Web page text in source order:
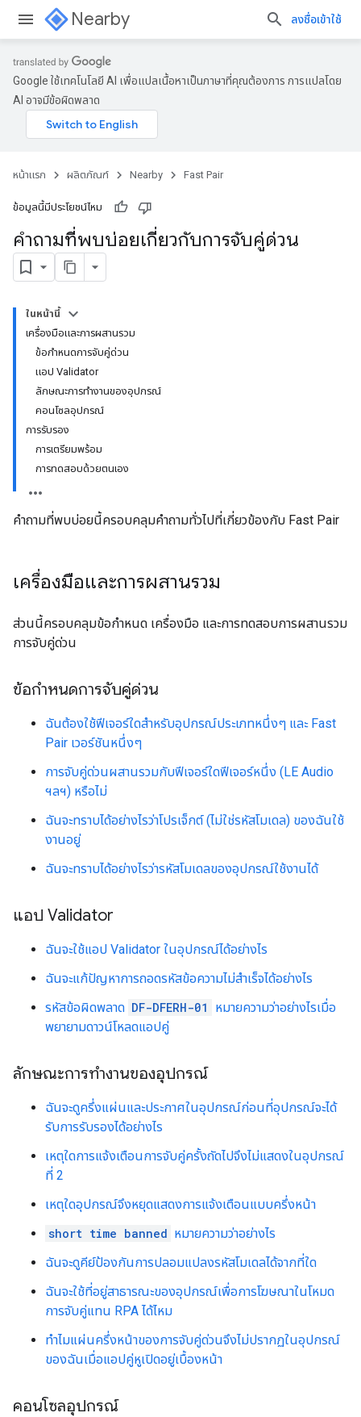
Nearby ลงชื่อเข้าใช้
Google ใช้เทคโนโลยี AI เพื่อแปลเนื้อหาเป็นภาษาที่คุณต้องการ การแปลโดย
AI อาจมีข้อผิดพลาด
หน้าแรก ผลิตภัณฑ์ Nearby Fast Pair
ข้อมูลนี้มีประโยชน์ไหม
คําถามที่พบบ่อยเกี่ยวกับการจับคู่ด่วน
ในหน้านี้
เครื่องมือและการผสานรวม
ข้อกำหนดการจับคู่ด่วน
แอป Validator
ลักษณะการทำงานของอุปกรณ์
คอนโซลอุปกรณ์
การรับรอง
การเตรียมพร้อม
การทดสอบด้วยตนเอง
คำถามที่พบบ่อยนี้ครอบคลุมคำถามทั่วไปที่เกี่ยวข้องกับ Fast Pair
เครื่องมือและการผสานรวม
ส่วนนี้ครอบคลุมข้อกำหนด เครื่องมือ และการทดสอบการผสานรวม
การจับคู่ด่วน
ข้อกำหนดการจับคู่ด่วน
ฉันต้องใช้ฟีเจอร์ใดสำหรับอุปกรณ์ประเภทหนึ่งๆ และ Fast
Pair เวอร์ชันหนึ่งๆ
การจับคู่ด่วนผสานรวมกับฟีเจอร์ใดฟีเจอร์หนึ่ง (LE Audio
ฯลฯ) หรือไม่
ฉันจะทราบได้อย่างไรว่าโปรเจ็กต์ (ไม่ใช่รหัสโมเดล) ของฉันใช้
งานอยู่
ฉันจะทราบได้อย่างไรว่ารหัสโมเดลของอุปกรณ์ใช้งานได้
แอป Validator
ฉันจะใช้แอป Validator ในอุปกรณ์ได้อย่างไร
ฉันจะแก้ปัญหาการถอดรหัสข้อความไม่สำเร็จได้อย่างไร
รหัสข้อผิดพลาด DF-DFERH-01
หมายความว่าอย่างไรเมื่อ
พยายามดาวน์โหลดแอปคู่
ลักษณะการทำงานของอุปกรณ์
ฉันจะดูครึ่งแผ่นและประกาศในอุปกรณ์ก่อนที่อุปกรณ์จะได้
รับการรับรองได้อย่างไร
เหตุใดการแจ้งเตือนการจับคู่ครั้งถัดไปจึงไม่แสดงในอุปกรณ์
ที่ 2
เหตุใดอุปกรณ์จึงหยุดแสดงการแจ้งเตือนแบบครึ่งหน้า
short time banned หมายความว่าอย่างไร
ฉันจะดูคีย์ป้องกันการปลอมแปลงรหัสโมเดลได้จากที่ใด
ฉันจะใช้ที่อยู่สาธารณะของอุปกรณ์เพื่อการโฆษณาในโหมด
การจับคู่แทน RPA ได้ไหม
ทำไมแผ่นครึ่งหน้าของการจับคู่ด่วนจึงไม่ปรากฏในอุปกรณ์
ของฉันเมื่อแอปคู่หูเปิดอยู่เบื้องหน้า
คอนโซลอุปกรณ์